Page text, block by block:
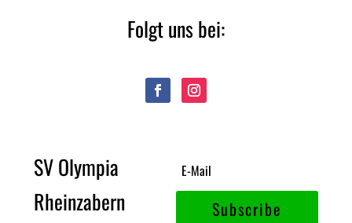
Folgt uns bei:
SV Olympia
Rheinzabern
Subscribe